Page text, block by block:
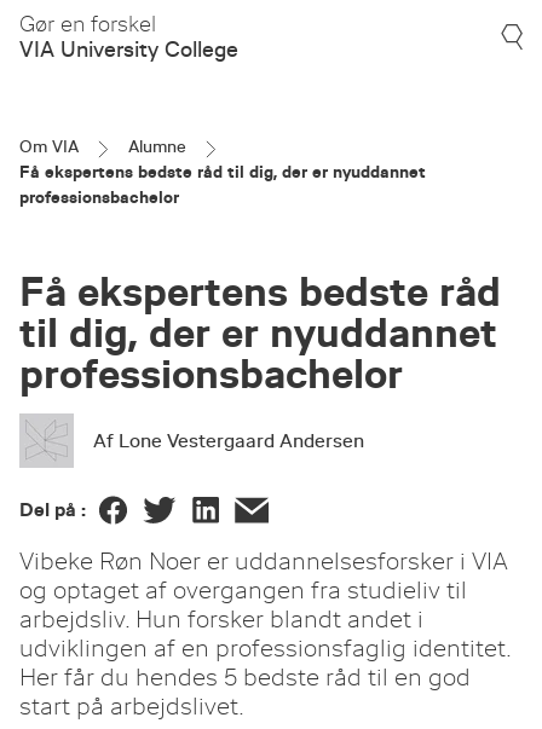
Gør en forskel
VIA University College
Om VIA
Alumne
Få ekspertens bedste råd til dig, der er nyuddannet
professionsbachelor
Få ekspertens bedste råd
til dig, der er nyuddannet
professionsbachelor
Af Lone Vestergaard Andersen
Del på :
Vibeke Røn Noer er uddannelsesforsker i VIA
og optaget af overgangen fra studieliv til
arbejdsliv. Hun forsker blandt andet i
udviklingen af en professionsfaglig identitet.
Her får du hendes 5 bedste råd til en god
start på arbejdslivet.